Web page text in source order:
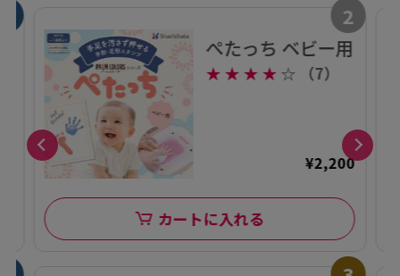
2
ぺたっち ベビー用
★ ★ ★ ★ ☆ （7）
¥2,200
カートに入れる